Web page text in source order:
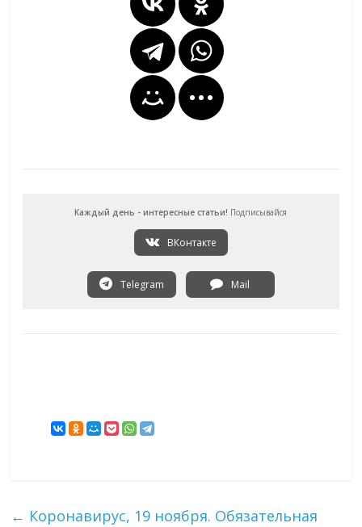
Каждый день - интересные статьи! Подписывайся
ВКонтакте
Telegram Mail
← Коронавирус, 19 ноября. Обязательная